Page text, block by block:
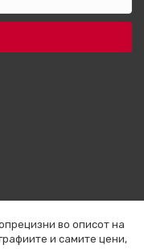
во описот на
и самите цени,